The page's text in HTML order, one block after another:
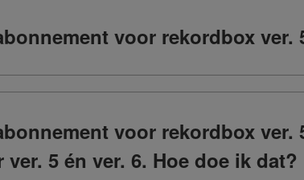
voor rekordbox
voor rekordbox
5 én ver. 6. Hoe doe ik dat?